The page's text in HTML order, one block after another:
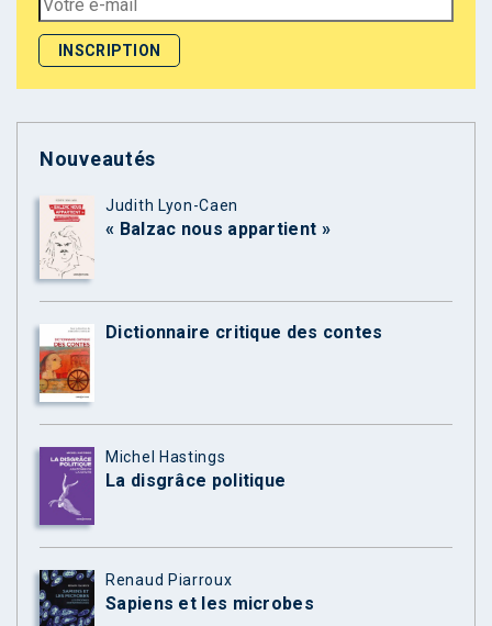
Nouveautés
Judith Lyon-Caen
« Balzac nous appartient »
Dictionnaire critique des contes
Michel Hastings
La disgrâce politique
Renaud Piarroux
Sapiens et les microbes